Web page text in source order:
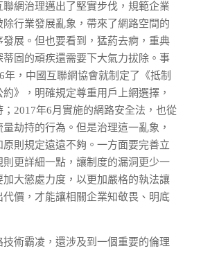
治理邁出了堅實步伐，規範企業
行業發展亂象，帶來了網路空間的
發展。但也要看到，猛葯去痾，重典
蒂固的頑疾還需要下大氣力拔除。事
年，中國互聯網協會就制定了《抵制
》，明確規定尊重用戶上網選擇，
；2017年6月實施的網路安全法，也從
劫持的行為。但是治理這一亂象，
則規定遠遠不夠。一方面要完善立
則更詳細一點，讓制度的漏洞更少一
加大懲處力度，以更加嚴格的執法讓
代價，才能讓相關企業知敬畏、明底
霸凌，還涉及到一個重要的倫理